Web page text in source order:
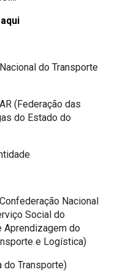
do Transporte
(Federação das
do Estado do
Nacional
Social do
Aprendizagem do
e Logística)
do Transporte)